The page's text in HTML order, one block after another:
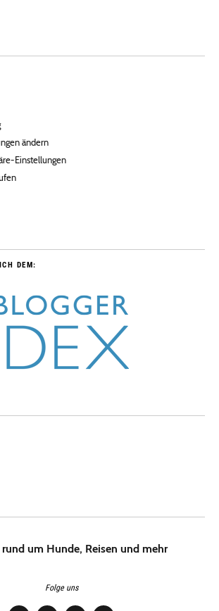
ändern
Einstellungen
DEM:
rund um Hunde, Reisen und mehr
Folge uns